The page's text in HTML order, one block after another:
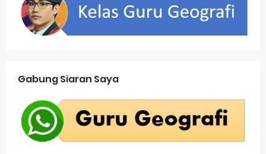
Gabung Siaran Saya